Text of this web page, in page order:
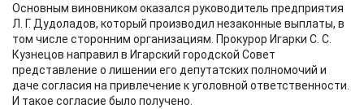
Основным виновником оказался руководитель предприятия
Л. Г. Дудоладов, который производил незаконные выплаты, в
том числе сторонним организациям. Прокурор Игарки С. С.
Кузнецов направил в Игарский городской Совет
представление о лишении его депутатских полномочий и
даче согласия на привлечение к уголовной ответственности.
И такое согласие было получено.